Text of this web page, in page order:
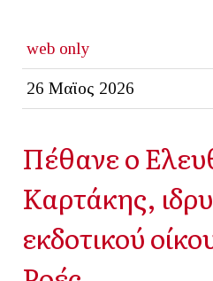
web only
26 Μαϊος 2026
Πέθανε ο
Καρτάκης,
εκδοτικού